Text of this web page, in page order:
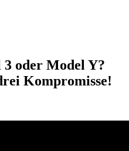
3 oder Model Y?
Kompromisse!